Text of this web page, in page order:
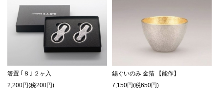
箸置 ｢８｣ ２ヶ入
2,200円(税200円)
錫ぐいのみ 金箔 【能作】
7,150円(税650円)